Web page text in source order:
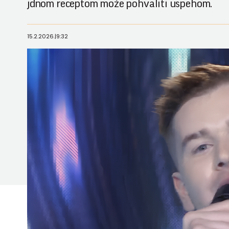
jdnom receptom može pohvaliti uspehom.
15.2.2026.|9:32